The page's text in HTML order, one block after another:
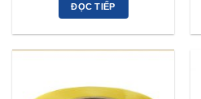
ĐỌC TIẾP